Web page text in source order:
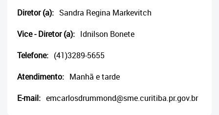
LinksDiretor (a): Sandra Regina Markevitch
Vice - Diretor (a): Idnilson Bonete
Telefone: (41)3289-5655
Atendimento: Manhã e tarde
E-mail: emcarlosdrummond@sme.curitiba.pr.gov.br